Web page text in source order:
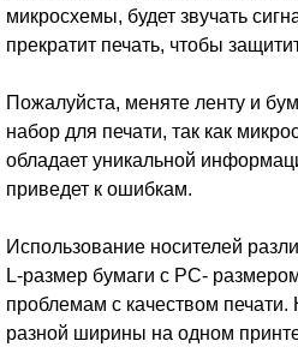
микросхемы, будет звучать
прекратит печать, чтобы
Пожалуйста, меняте ленту и
набор для печати, так как
обладает уникальной
приведет к ошибкам.
Использование носителей
L-размер бумаги с PC-
проблемам с качеством
разной ширины на одном